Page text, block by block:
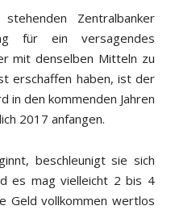
Zentralbanker
für ein versagendes
mit denselben Mitteln zu
erschaffen haben, ist der
in den kommenden Jahren
2017 anfangen.
beschleunigt sie sich
es mag vielleicht 2 bis 4
Geld vollkommen wertlos